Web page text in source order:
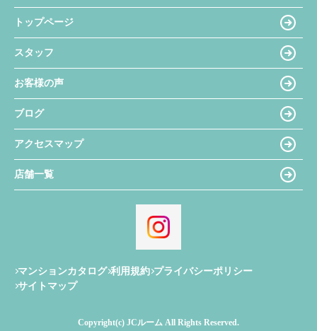
トップページ
スタッフ
お客様の声
ブログ
アクセスマップ
店舗一覧
マンションカタログ 利用規約 プライバシーポリシー
サイトマップ
Copyright(c) JCルーム All Rights Reserved.